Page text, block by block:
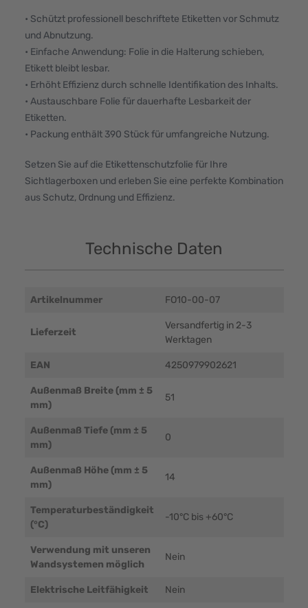
• Schützt professionell beschriftete Etiketten vor Schmutz
und Abnutzung.
• Einfache Anwendung: Folie in die Halterung schieben,
Etikett bleibt lesbar.
• Erhöht Effizienz durch schnelle Identifikation des Inhalts.
• Austauschbare Folie für dauerhafte Lesbarkeit der
Etiketten.
• Packung enthält 390 Stück für umfangreiche Nutzung.
Setzen Sie auf die Etikettenschutzfolie für Ihre
Sichtlagerboxen und erleben Sie eine perfekte Kombination
aus Schutz, Ordnung und Effizienz.
Technische Daten
Artikelnummer FO10-00-07
Lieferzeit
Versandfertig in 2-3
Werktagen
EAN 4250979902621
Außenmaß Breite (mm ± 5
mm)
51
Außenmaß Tiefe (mm ± 5
mm)
0
Außenmaß Höhe (mm ± 5
mm)
14
Temperaturbeständigkeit
(°C)
-10°C bis +60°C
Verwendung mit unseren
Wandsystemen möglich
Nein
Elektrische Leitfähigkeit Nein